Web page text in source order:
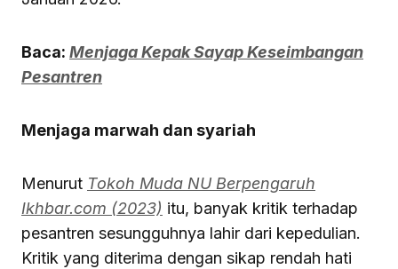
Baca: Menjaga Kepak Sayap Keseimbangan
Pesantren
Menjaga marwah dan syariah
Menurut Tokoh Muda NU Berpengaruh
Ikhbar.com (2023) itu, banyak kritik terhadap
pesantren sesungguhnya lahir dari kepedulian.
Kritik yang diterima dengan sikap rendah hati